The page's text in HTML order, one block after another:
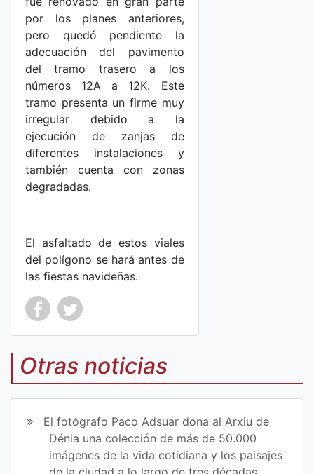
por los planes anteriores,
pero quedó pendiente la
adecuación del pavimento
del tramo trasero a los
números 12A a 12K. Este
tramo presenta un firme muy
irregular debido a la
ejecución de zanjas de
diferentes instalaciones y
también cuenta con zonas
degradadas.
El asfaltado de estos viales
del polígono se hará antes de
las fiestas navideñas.
Co
mp
art
en
Fa
Co
mp
art
ir
en
Tw
Otras noticias
El fotógrafo Paco Adsuar dona al Arxiu de
Dénia una colección de más de 50.000
imágenes de la vida cotidiana y los paisajes